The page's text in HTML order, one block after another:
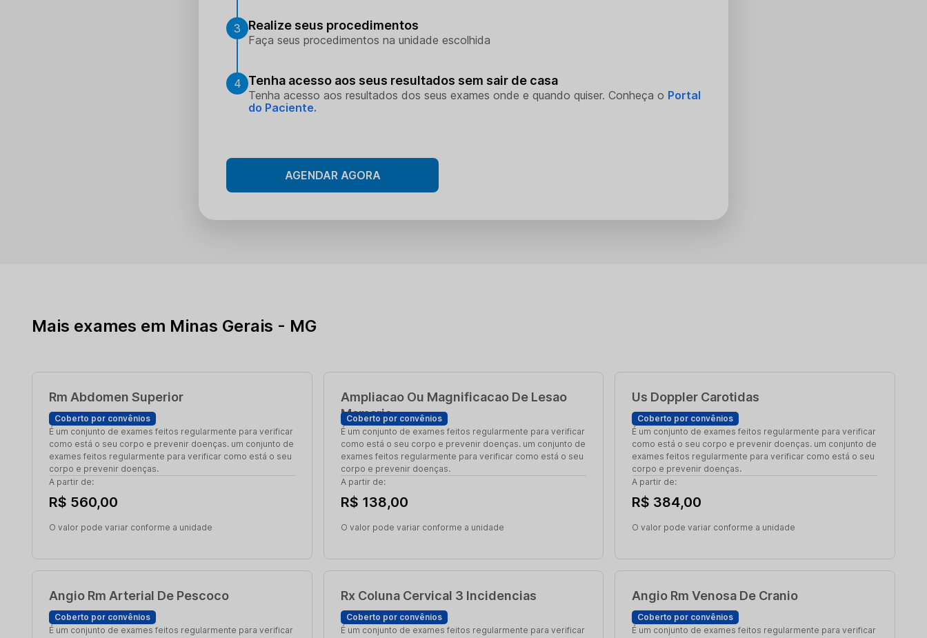
3 Realize seus procedimentos
Faça seus procedimentos na unidade escolhida
4 Tenha acesso aos seus resultados sem sair de casa
Tenha acesso aos resultados dos seus exames onde e quando quiser. Conheça o Portal
do Paciente.
AGENDAR AGORA
Mais exames em Minas Gerais - MG
Rm Abdomen Superior
Coberto por convênios
É um conjunto de exames feitos regularmente para verificar
como está o seu corpo e prevenir doenças. um conjunto de
exames feitos regularmente para verificar como está o seu
corpo e prevenir doenças.
A partir de:
R$ 560,00
O valor pode variar conforme a unidade
Ampliacao Ou Magnificacao De Lesao
Mamaria
Coberto por convênios
É um conjunto de exames feitos regularmente para verificar
como está o seu corpo e prevenir doenças. um conjunto de
exames feitos regularmente para verificar como está o seu
corpo e prevenir doenças.
A partir de:
R$ 138,00
O valor pode variar conforme a unidade
Us Doppler Carotidas
Coberto por convênios
É um conjunto de exames feitos regularmente para verificar
como está o seu corpo e prevenir doenças. um conjunto de
exames feitos regularmente para verificar como está o seu
corpo e prevenir doenças.
A partir de:
R$ 384,00
O valor pode variar conforme a unidade
Angio Rm Arterial De Pescoco
Coberto por convênios
É um conjunto de exames feitos regularmente para verificar
Rx Coluna Cervical 3 Incidencias
Coberto por convênios
É um conjunto de exames feitos regularmente para verificar
Angio Rm Venosa De Cranio
Coberto por convênios
É um conjunto de exames feitos regularmente para verificar